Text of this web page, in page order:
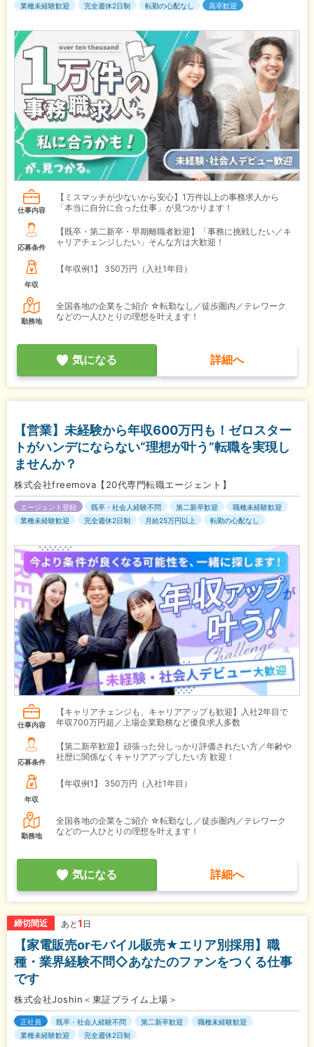
業種未経験歓迎
完全週休2日制 転勤の心配なし 高卒歓迎
仕事内容
【ミスマッチが少ないから安心】1万件以上の事務求人から
「本当に自分に合った仕事」が見つかります！
応募条件
【既卒・第二新卒・早期離職者歓迎】「事務に挑戦したい／キ
ャリアチェンジしたい」そんな方は大歓迎！
年収
【年収例1】 350万円（入社1年目）
勤務地
全国各地の企業をご紹介 ☆転勤なし／徒歩圏内／テレワーク
などの一人ひとりの理想を叶えます！
気になる 詳細へ
【営業】未経験から年収600万円も！ゼロスター
トがハンデにならない“理想が叶う”転職を実現し
ませんか？
株式会社freemova【20代専門転職エージェント】
エージェント登録 既卒・社会人経験不問 第二新卒歓迎
職種未経験歓迎
業種未経験歓迎
完全週休2日制 月給25万円以上 転勤の心配なし
仕事内容
【キャリアチェンジも、キャリアアップも歓迎】入社2年目で
年収700万円超／上場企業勤務など優良求人多数
応募条件
【第二新卒歓迎】頑張った分しっかり評価されたい方／年齢や
社歴に関係なくキャリアアップしたい方 歓迎！
年収
【年収例1】 350万円（入社1年目）
勤務地
全国各地の企業をご紹介 ☆転勤なし／徒歩圏内／テレワーク
などの一人ひとりの理想を叶えます！
気になる 詳細へ
締切間近 あと 1 日
【家電販売orモバイル販売★エリア別採用】職
種・業界経験不問◇あなたのファンをつくる仕事
です
株式会社Joshin＜東証プライム上場＞
正社員 既卒・社会人経験不問 第二新卒歓迎
職種未経験歓迎
業種未経験歓迎
完全週休2日制